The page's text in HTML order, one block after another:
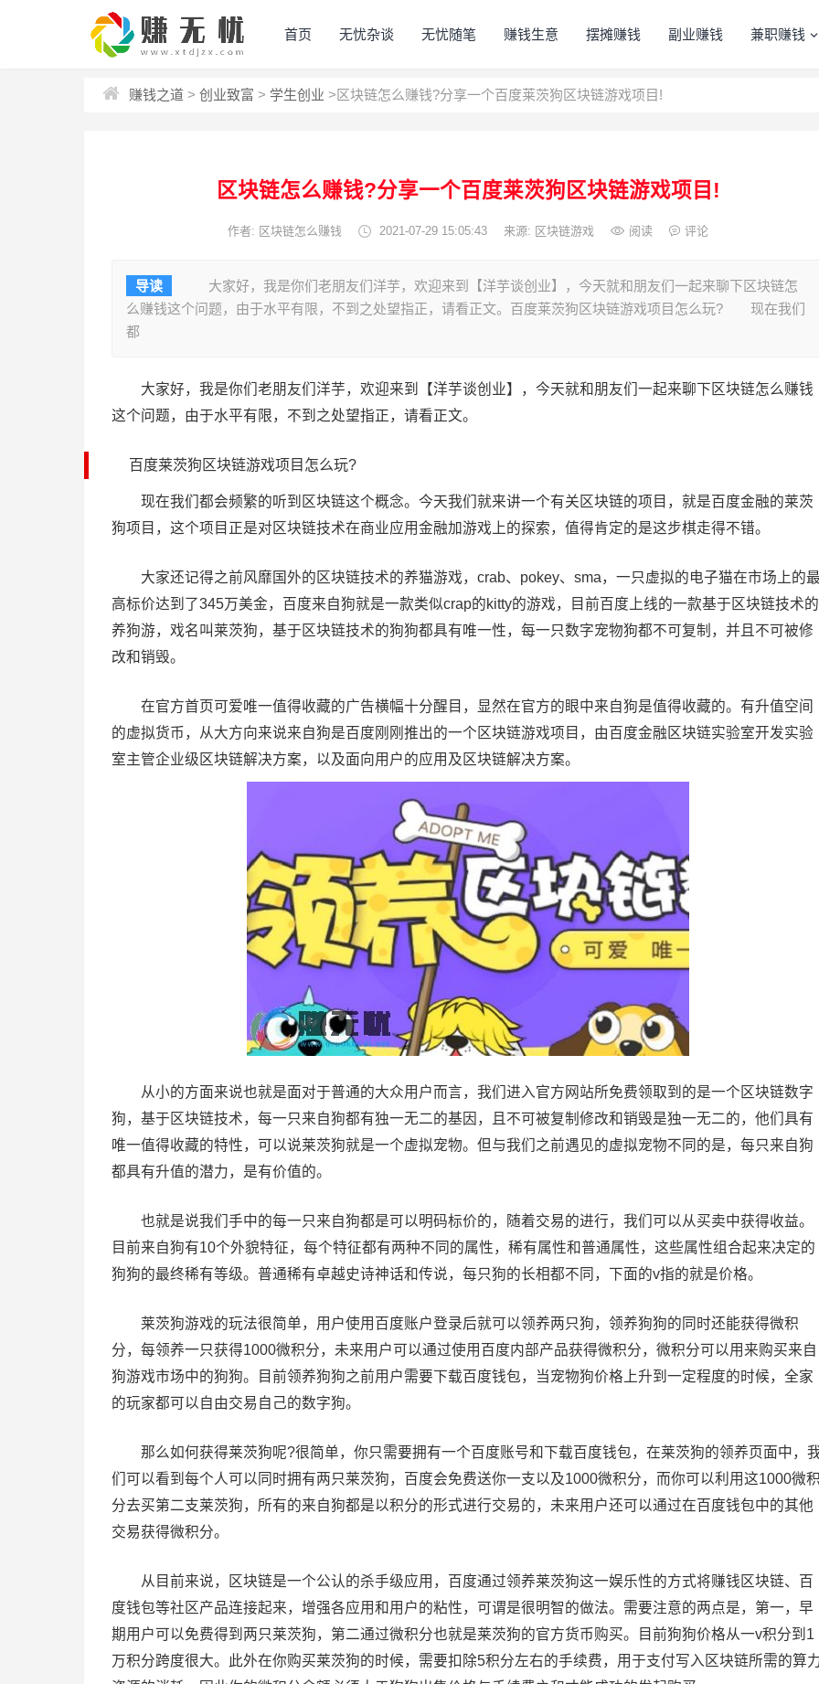
首页 无忧杂谈 无忧随笔 赚钱生意 摆摊赚钱 副业赚钱 兼职赚钱
赚钱之道 > 创业致富 > 学生创业 >区块链怎么赚钱?分享一个百度莱茨狗区块链游戏项目!
区块链怎么赚钱?分享一个百度莱茨狗区块链游戏项目!
作者: 区块链怎么赚钱 2021-07-29 15:05:43 来源: 区块链游戏 阅读 评论
导读
大家好，我是你们老朋友们洋芋，欢迎来到【洋芋谈创业】，今天就和朋友们一起来聊下区块链怎
么赚钱这个问题，由于水平有限，不到之处望指正，请看正文。百度莱茨狗区块链游戏项目怎么玩? 现在我们
都
大家好，我是你们老朋友们洋芋，欢迎来到【洋芋谈创业】，今天就和朋友们一起来聊下区块链怎么赚钱
这个问题，由于水平有限，不到之处望指正，请看正文。
百度莱茨狗区块链游戏项目怎么玩?
现在我们都会频繁的听到区块链这个概念。今天我们就来讲一个有关区块链的项目，就是百度金融的莱茨
狗项目，这个项目正是对区块链技术在商业应用金融加游戏上的探索，值得肯定的是这步棋走得不错。
大家还记得之前风靡国外的区块链技术的养猫游戏，crab、pokey、sma，一只虚拟的电子猫在市场上的
高标价达到了345万美金，百度来自狗就是一款类似crap的kitty的游戏，目前百度上线的一款基于区块链技术的
养狗游，戏名叫莱茨狗，基于区块链技术的狗狗都具有唯一性，每一只数字宠物狗都不可复制，并且不可被修
改和销毁。
在官方首页可爱唯一值得收藏的广告横幅十分醒目，显然在官方的眼中来自狗是值得收藏的。有升值空间
的虚拟货币，从大方向来说来自狗是百度刚刚推出的一个区块链游戏项目，由百度金融区块链实验室开发实验
室主管企业级区块链解决方案，以及面向用户的应用及区块链解决方案。
从小的方面来说也就是面对于普通的大众用户而言，我们进入官方网站所免费领取到的是一个区块链数字
狗，基于区块链技术，每一只来自狗都有独一无二的基因，且不可被复制修改和销毁是独一无二的，他们具有
唯一值得收藏的特性，可以说莱茨狗就是一个虚拟宠物。但与我们之前遇见的虚拟宠物不同的是，每只来自狗
都具有升值的潜力，是有价值的。
也就是说我们手中的每一只来自狗都是可以明码标价的，随着交易的进行，我们可以从买卖中获得收益。
目前来自狗有10个外貌特征，每个特征都有两种不同的属性，稀有属性和普通属性，这些属性组合起来决定的
狗狗的最终稀有等级。普通稀有卓越史诗神话和传说，每只狗的长相都不同，下面的v指的就是价格。
莱茨狗游戏的玩法很简单，用户使用百度账户登录后就可以领养两只狗，领养狗狗的同时还能获得微积
分，每领养一只获得1000微积分，未来用户可以通过使用百度内部产品获得微积分，微积分可以用来购买来自
狗游戏市场中的狗狗。目前领养狗狗之前用户需要下载百度钱包，当宠物狗价格上升到一定程度的时候，全家
的玩家都可以自由交易自己的数字狗。
那么如何获得莱茨狗呢?很简单，你只需要拥有一个百度账号和下载百度钱包，在莱茨狗的领养页面中，
们可以看到每个人可以同时拥有两只莱茨狗，百度会免费送你一支以及1000微积分，而你可以利用这1000微
分去买第二支莱茨狗，所有的来自狗都是以积分的形式进行交易的，未来用户还可以通过在百度钱包中的其他
交易获得微积分。
从目前来说，区块链是一个公认的杀手级应用，百度通过领养莱茨狗这一娱乐性的方式将赚钱区块链、百
度钱包等社区产品连接起来，增强各应用和用户的粘性，可谓是很明智的做法。需要注意的两点是，第一，早
期用户可以免费得到两只莱茨狗，第二通过微积分也就是莱茨狗的官方货币购买。目前狗狗价格从一v积分到1
万积分跨度很大。此外在你购买莱茨狗的时候，需要扣除5积分左右的手续费，用于支付写入区块链所需的算